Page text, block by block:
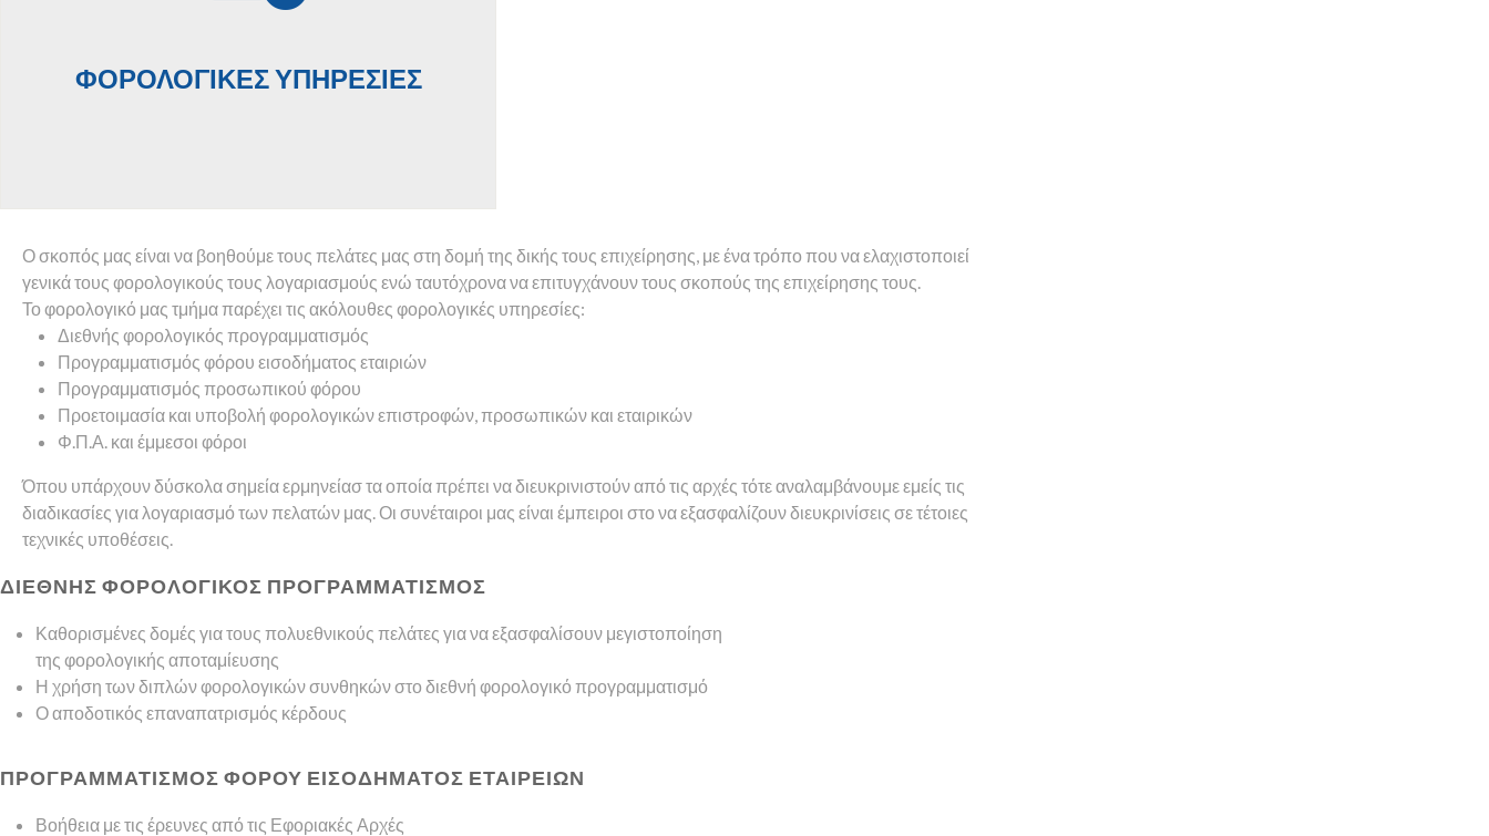
ΦΟΡΟΛΟΓΙΚΕΣ ΥΠΗΡΕΣΙΕΣ
Ο σκοπός μας είναι να βοηθούμε τους πελάτες μας στη δομή της δικής τους επιχείρησης, με ένα τρόπο που να ελαχιστοποιεί
γενικά τους φορολογικούς τους λογαριασμούς ενώ ταυτόχρονα να επιτυγχάνουν τους σκοπούς της επιχείρησης τους.
Το φορολογικό μας τμήμα παρέχει τις ακόλουθες φορολογικές υπηρεσίες:
Διεθνής φορολογικός προγραμματισμός
Προγραμματισμός φόρου εισοδήματος εταιριών
Προγραμματισμός προσωπικού φόρου
Προετοιμασία και υποβολή φορολογικών επιστροφών, προσωπικών και εταιρικών
Φ.Π.Α. και έμμεσοι φόροι
Όπου υπάρχουν δύσκολα σημεία ερμηνείασ τα οποία πρέπει να διευκρινιστούν από τις αρχές τότε αναλαμβάνουμε εμείς τις
διαδικασίες για λογαριασμό των πελατών μας. Οι συνέταιροι μας είναι έμπειροι στο να εξασφαλίζουν διευκρινίσεις σε τέτοιες
τεχνικές υποθέσεις.
ΔΙΕΘΝΗΣ ΦΟΡΟΛΟΓΙΚΟΣ ΠΡΟΓΡΑΜΜΑΤΙΣΜΟΣ
Καθορισμένες δομές για τους πολυεθνικούς πελάτες για να εξασφαλίσουν μεγιστοποίηση
της φορολογικής αποταμίευσης
Η χρήση των διπλών φορολογικών συνθηκών στο διεθνή φορολογικό προγραμματισμό
Ο αποδοτικός επαναπατρισμός κέρδους
ΠΡΟΓΡΑΜΜΑΤΙΣΜΟΣ ΦΟΡΟΥ ΕΙΣΟΔΗΜΑΤΟΣ ΕΤΑΙΡΕΙΩΝ
Βοήθεια με τις έρευνες από τις Εφοριακές Αρχές